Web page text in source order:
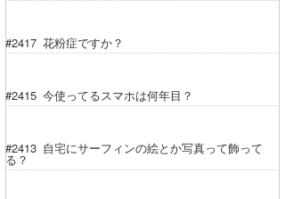
#2417 花粉症ですか？
#2415 今使ってるスマホは何年目？
#2413 自宅にサーフィンの絵とか写真って飾って
る？